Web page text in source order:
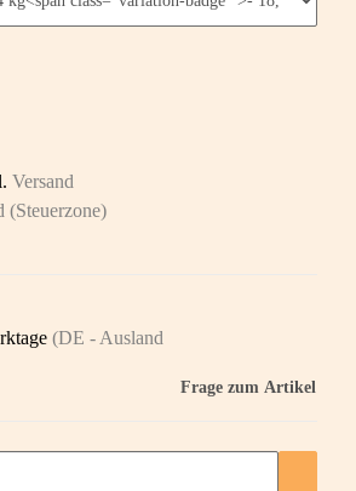
Versand
(Steuerzone)
(DE - Ausland
Frage zum Artikel